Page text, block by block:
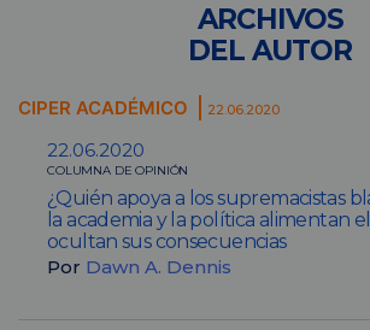
ARCHIVOS
DEL AUTOR
CIPER ACADÉMICO 22.06.2020
22.06.2020
COLUMNA DE OPINIÓN
¿Quién apoya a los supremacistas
la academia y la política alimentan
ocultan sus consecuencias
Por Dawn A. Dennis